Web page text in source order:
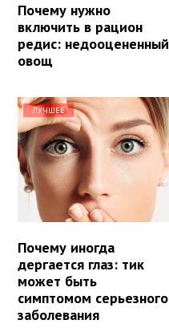
Почему нужно
включить в рацион
редис: недооцененный
овощ
ЛУЧШЕЕ
Почему иногда
дергается глаз: тик
может быть
симптомом серьезного
заболевания